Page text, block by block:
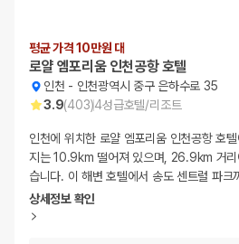
평균 가격 10만원 대
로얄 엠포리움 인천공항 호텔
인천 - 인천광역시 중구 은하수로 35
3.9(403)4성급호텔/리조트
인천에 위치한 로얄 엠포리움 인천공항 호
지는 10.9km 떨어져 있으며, 26.9km 거
습니다. 이 해변 호텔에서 송도 센트럴 파
상세정보 확인